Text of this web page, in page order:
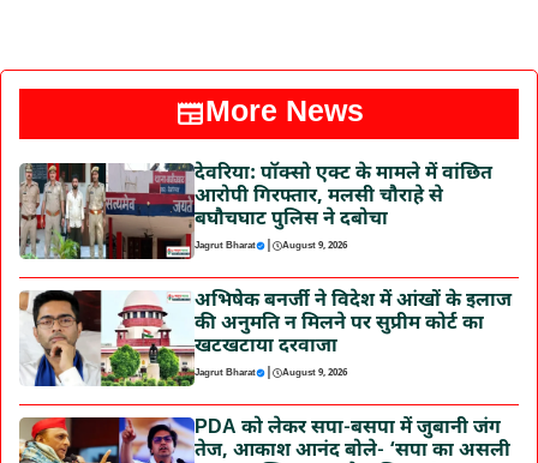
More News
देवरिया: पॉक्सो एक्ट के मामले में वांछित
आरोपी गिरफ्तार, मलसी चौराहे से
बघौचघाट पुलिस ने दबोचा
Jagrut Bharat | August 9, 2026
अभिषेक बनर्जी ने विदेश में आंखों के इलाज
की अनुमति न मिलने पर सुप्रीम कोर्ट का
खटखटाया दरवाजा
Jagrut Bharat | August 9, 2026
PDA को लेकर सपा-बसपा में जुबानी जंग
तेज, आकाश आनंद बोले- ‘सपा का असली